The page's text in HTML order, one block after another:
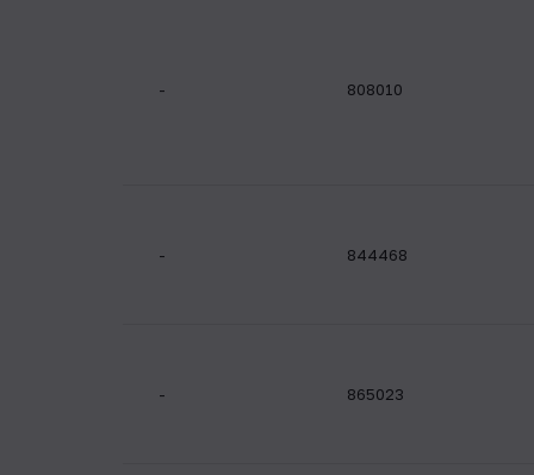
- 808010
- 844468
- 865023